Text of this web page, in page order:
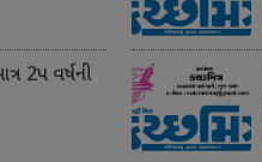
2પ વર્ષની